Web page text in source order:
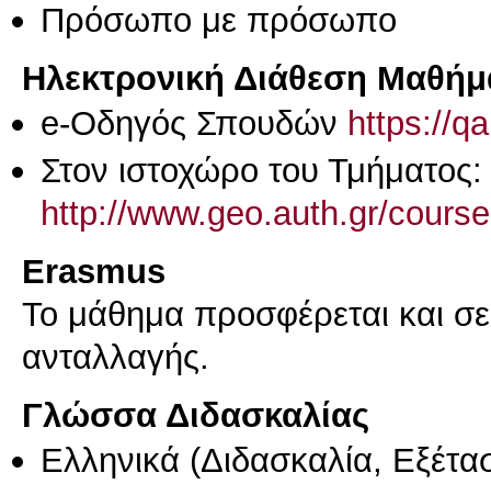
Πρόσωπο με πρόσωπο
Ηλεκτρονική Διάθεση
e-Οδηγός Σπουδών https://
Στον ιστοχώρο του Τμήματος:
http://www.geo.auth.gr/
Erasmus
Το μάθημα προσφέρεται και
ανταλλαγής.
Γλώσσα Διδασκαλίας
Ελληνικά (Διδασκαλία,